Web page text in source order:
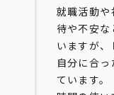
就職活動
待や不安
いますが
自分に合
ています。